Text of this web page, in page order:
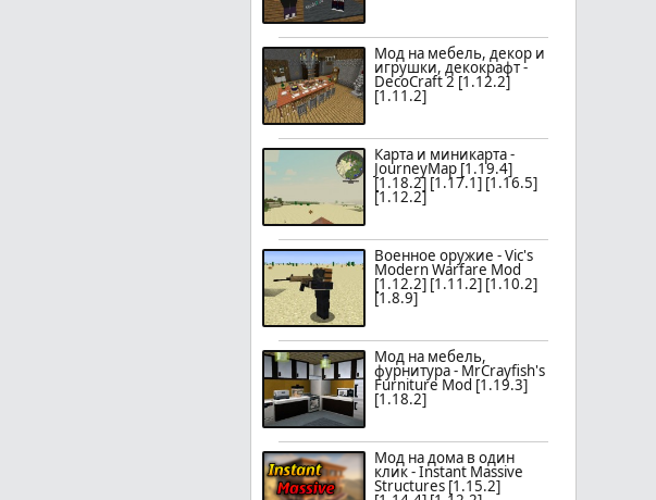
Мод на мебель, декор и
игрушки, декокрафт -
DecoCraft 2 [1.12.2]
[1.11.2]
Карта и миникарта -
JourneyMap [1.19.4]
[1.18.2] [1.17.1] [1.16.5]
[1.12.2]
Военное оружие - Vic's
Modern Warfare Mod
[1.12.2] [1.11.2] [1.10.2]
[1.8.9]
Мод на мебель,
фурнитура - MrCrayfish's
Furniture Mod [1.19.3]
[1.18.2]
Мод на дома в один
клик - Instant Massive
Structures [1.15.2]